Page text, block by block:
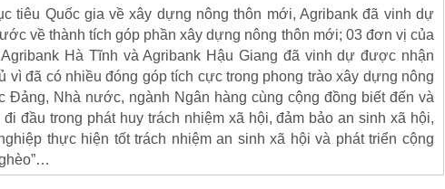
tiêu Quốc gia về xây dựng nông thôn mới, Agribank đã vinh dự
về thành tích góp phần xây dựng nông thôn mới; 03 đơn vị của
Hà Tĩnh và Agribank Hậu Giang đã vinh dự được nhận
vì đã có nhiều đóng góp tích cực trong phong trào xây dựng nông
Đảng, Nhà nước, ngành Ngân hàng cùng cộng đồng biết đến và
đầu trong phát huy trách nhiệm xã hội, đảm bảo an sinh xã hội,
thực hiện tốt trách nhiệm an sinh xã hội và phát triển cộng